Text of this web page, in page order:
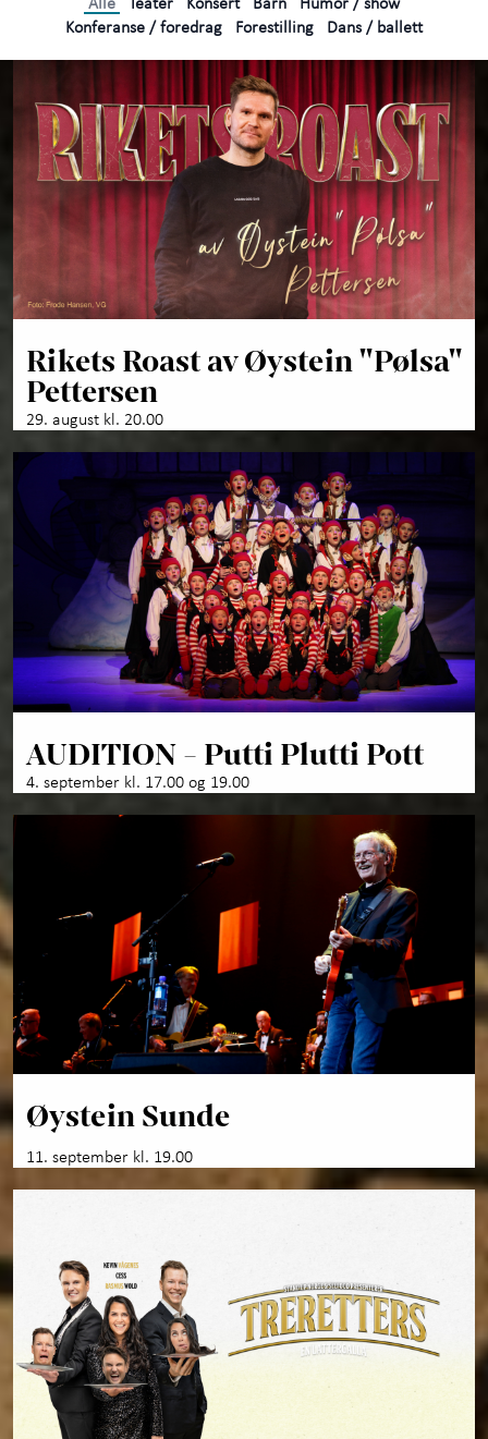
Konferanse / foredrag
Forestilling Dans / ballett
Rikets Roast av Øystein "Pølsa"
Pettersen
29. august kl. 20.00
AUDITION - Putti Plutti Pott
4. september kl. 17.00 og 19.00
Øystein Sunde
11. september kl. 19.00